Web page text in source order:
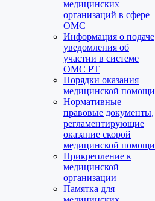
медицинских
организаций в сфере
ОМС
Информация о подаче
уведомления об
участии в системе
ОМС РТ
Порядки оказания
медицинской помощи
Нормативные
правовые документы,
регламентирующие
оказание скорой
медицинской помощи
Прикрепление к
медицинской
организации
Памятка для